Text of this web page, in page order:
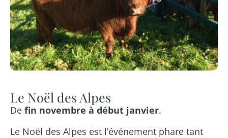
Le Noël des Alpes
De fin novembre à début janvier.
Le Noël des Alpes est l’événement phare tant